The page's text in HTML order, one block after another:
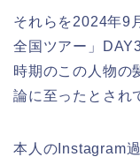
それらを2024年9
全国ツアー」
時期のこの人物の
論に至ったとされ
本人のInstagram